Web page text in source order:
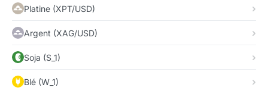
Platine (XPT/USD)
Argent (XAG/USD)
Soja (S_1)
Blé (W_1)